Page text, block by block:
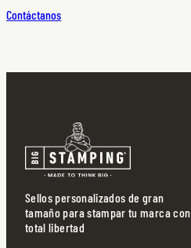
Contáctanos
Sellos personalizados de gran
tamaño para stampar tu marca con
total libertad